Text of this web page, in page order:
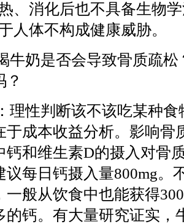
、消化后也不具备生物
人体不构成健康威胁。
牛奶是否会导致骨质疏
？
理性判断该不该吃某种
于成本收益分析。影响骨
钙和维生素D的摄入对骨
议每日钙摄入量800mg。
一般从饮食中也能获得
的钙。有大量研究证实，